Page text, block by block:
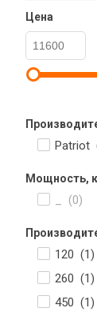
Цена
Patriot
Мощность,
_ (0)
120 (1)
260 (1)
450 (1)